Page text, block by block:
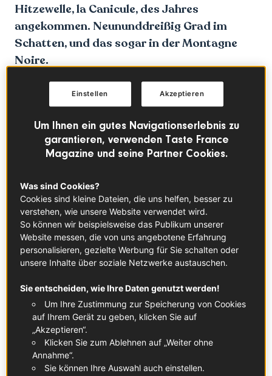
Hitzewelle, la Canicule, des Jahres
angekommen. Neununddreißig Grad im
Schatten, und das sogar in der Montagne
Noire.
Voûte Vauban im Ort Les Cammazes.
Herrlich gelegen, in einem, normalerweise, kühlenden
Waldstück, wird der Durchbruch vom heißesten Franzosen
des 17. Jahrhunderts konstruiert, dem Architekten Vauban.
Der ist ganz begeistert vom Canal du Midi und seinem
Erfinder Pierre-Paul Riquet und er will den Kanal vor
Um Ihnen ein gutes Navigationserlebnis zu
garantieren, verwenden Taste France
Magazine und seine Partner Cookies.
Was sind Cookies?
Cookies sind kleine Dateien, die uns helfen, besser zu
verstehen, wie unsere Website verwendet wird.
So können wir beispielsweise das Publikum unserer
Website messen, die von uns angebotene Erfahrung
personalisieren, gezielte Werbung für Sie schalten oder
unsere Inhalte über soziale Netzwerke austauschen.
Sie entscheiden, wie Ihre Daten genutzt werden!
Um Ihre Zustimmung zur Speicherung von Cookies
auf Ihrem Gerät zu geben, klicken Sie auf
„Akzeptieren“.
Klicken Sie zum Ablehnen auf „Weiter ohne
Annahme“.
Sie können Ihre Auswahl auch einstellen.
Akzeptieren
Einstellen